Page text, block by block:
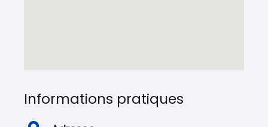
Informations pratiques